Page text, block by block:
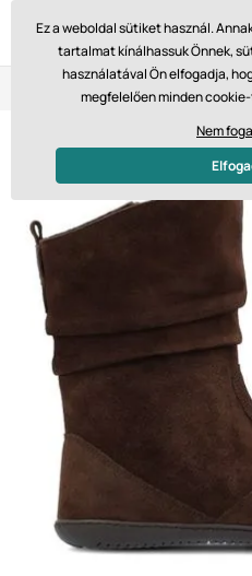
Visszaküldés 14 napon belül
Ez a weboldal sütiket használ.
tartalmat kínálhassuk Önnek,
használatával Ön elfogadja,
megfelelően minden
Nem